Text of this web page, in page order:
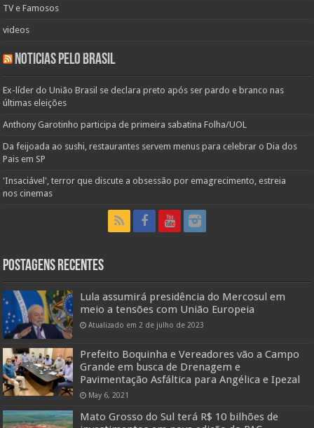
TV e Famosos
videos
Noticias pelo Brasil
Ex-líder do União Brasil se declara preto após ser pardo e branco nas
últimas eleições
Anthony Garotinho participa de primeira sabatina Folha/UOL
Da feijoada ao sushi, restaurantes servem menus para celebrar o Dia dos
Pais em SP
'Insaciável', terror que discute a obsessão por emagrecimento, estreia
nos cinemas
Postagens Recentes
Lula assumirá presidência do Mercosul em
meio a tensões com União Europeia
Atualizado em 2 de julho de 2023
Prefeito Boquinha e Vereadores vão a Campo
Grande em busca de Drenagem e
Pavimentação Asfáltica para Angélica e Ipezal
May 6, 2021
Mato Grosso do Sul terá R$ 10 bilhões de